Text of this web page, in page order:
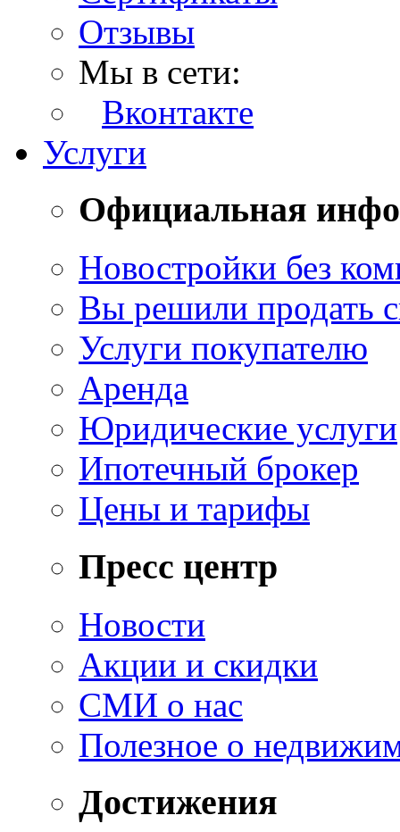
Отзывы
Мы в сети:
Вконтакте
Услуги
Официальная
Новостройки без
Вы решили продать
Услуги покупателю
Аренда
Юридические услуги
Ипотечный брокер
Цены и тарифы
Пресс центр
Новости
Акции и скидки
СМИ о нас
Полезное о
Достижения